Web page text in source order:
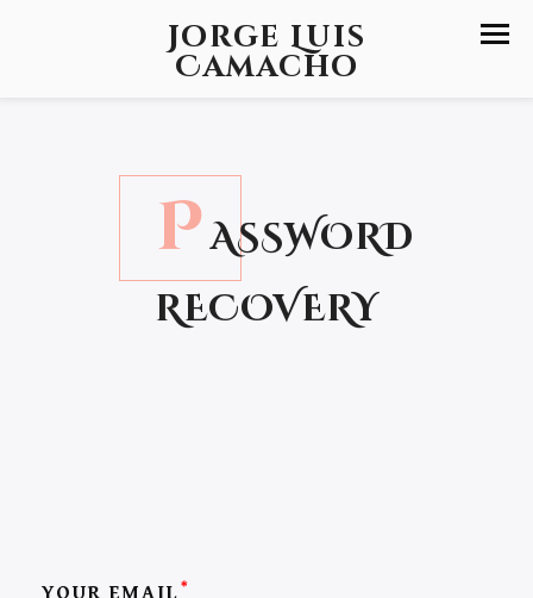
Jorge Luis
Camacho
PASSWORD
RECOVERY
YOUR EMAIL *